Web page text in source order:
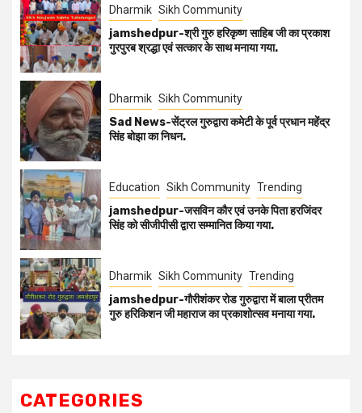
Dharmik Sikh Community
jamshedpur-श्री गुरु हरिकृष्ण साहिब जी का प्रकाश
गुरपुरब श्रद्धा एवं सत्कार के साथ मनाया गया.
Dharmik Sikh Community
Sad News-सेंट्रल गुरुद्वारा कमेटी के पूर्व प्रधान महेंद्र
सिंह बोझा का निधन.
Education Sikh Community Trending
jamshedpur-जसविन कौर एवं उनके पिता हरजिंदर
सिंह को सीजीपीसी द्वारा सम्मानित किया गया.
Dharmik Sikh Community Trending
jamshedpur-गौरीशंकर रोड गुरुद्वारा में बाला प्रीतम
गुरु हरिकिशन जी महाराज का प्रकाशोत्सव मनाया गया.
CATEGORIES